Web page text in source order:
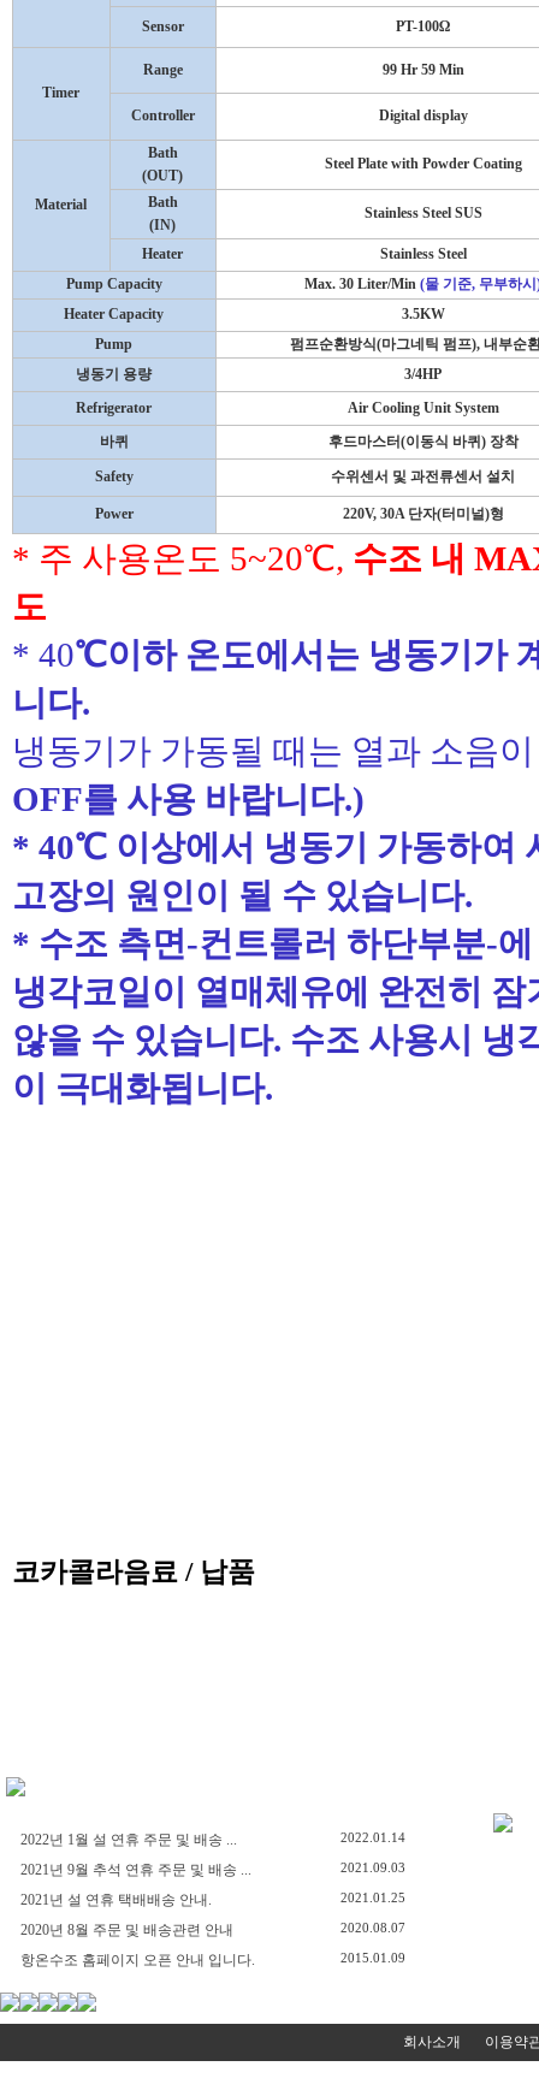
Sensor PT-100Ω
Timer
Range 99 Hr 59 Min
Controller Digital display
Material
Bath
(OUT)
Steel Plate with Powder Coating
Bath
(IN)
Stainless Steel SUS
Heater
Stainless Steel
Pump Capacity
Max. 30 Liter/Min(물 기준, 무부하시
Heater Capacity
3.5KW
Pump
펌프순환방식(마그네틱 펌프),내부순
냉동기 용량
3/4HP
Refrigerator
Air Cooling Unit System
바퀴
후드마스터(이동식 바퀴 ) 장착
Safety 수위센서 및 과전류센서 설치
Power 220V, 30A 단자(터미널)형
* 주 사용온도 5~20℃, 수조 내
도
* 40℃이하 온도에서는 냉동기가
니다.
냉동기가 가동될 때는 열과 소음
OFF를 사용 바랍니다.)
* 40℃ 이상에서 냉동기 가동하여
고장의 원인이 될 수 있습니다.
* 수조 측면-컨트롤러 하단부분-
냉각코일이 열매체유에 완전히
않을 수 있습니다. 수조 사용시 냉
이 극대화됩니다.
코카콜라음료 / 납품
2022년 1월 설 연휴 주문 및 배송 ... 2022.01.14
2021년 9월 추석 연휴 주문 및 배송 ... 2021.09.03
2021년 설 연휴 택배배송 안내. 2021.01.25
2020년 8월 주문 및 배송관련 안내 2020.08.07
항온수조 홈페이지 오픈 안내 입니다. 2015.01.09
회사소개 이용약